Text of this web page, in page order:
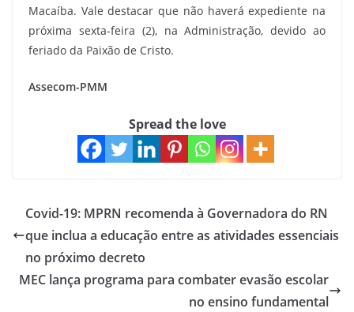
Macaíba. Vale destacar que não haverá expediente na
próxima sexta-feira (2), na Administração, devido ao
feriado da Paixão de Cristo.
Assecom-PMM
Spread the love
Covid-19: MPRN recomenda à Governadora do RN
que inclua a educação entre as atividades essenciais
no próximo decreto
MEC lança programa para combater evasão escolar
no ensino fundamental